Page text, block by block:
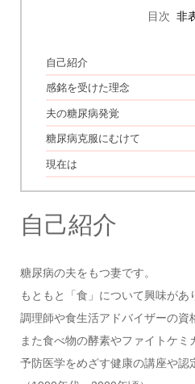
目次 非
自己紹介
感銘を受けた理念
夫の糖尿病発覚
糖尿病克服にむけて
現在は
自己紹介
糖尿病の夫をもつ妻です。
もともと「食」について興味があ
調理師や食生活アドバイザーの資
また食べ物の酵素やファイトケミ
予防医学をめざす健康の講座や認